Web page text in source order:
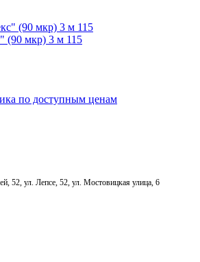
(90 мкр) 3 м 115
52, ул. Лепсе, 52, ул. Мостовицкая улица, 6